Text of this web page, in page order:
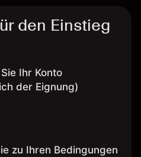
den Einstieg
Ihr Konto
der Eignung)
zu Ihren Bedingungen